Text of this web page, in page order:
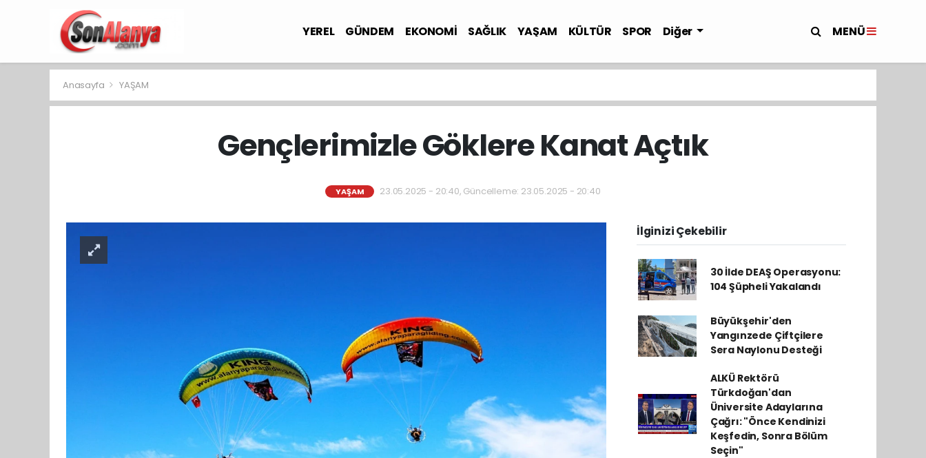
YEREL GÜNDEM EKONOMİ SAĞLIK YAŞAM KÜLTÜR SPOR Diğer MENÜ
Anasayfa YAŞAM
Gençlerimizle Göklere Kanat Açtık
YAŞAM 23.05.2025 - 20:40, Güncelleme: 23.05.2025 - 20:40
İlginizi Çekebilir
30 İlde DEAŞ Operasyonu:
104 Şüpheli Yakalandı
Büyükşehir'den
Yangınzede Çiftçilere
Sera Naylonu Desteği
ALKÜ Rektörü
Türkdoğan'dan
Üniversite Adaylarına
Çağrı: "Önce Kendinizi
Keşfedin, Sonra Bölüm
Seçin"